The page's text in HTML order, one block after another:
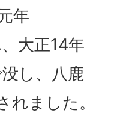
年
大正14年
し、八鹿
れました。